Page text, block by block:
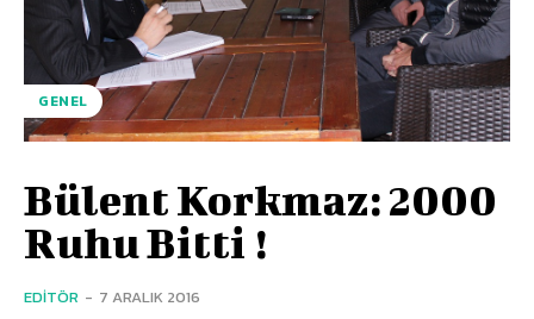
GENEL
Bülent Korkmaz: 2000
Ruhu Bitti !
EDITÖR - 7 ARALIK 2016